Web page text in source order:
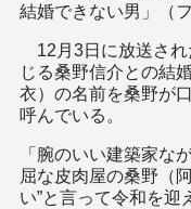
結婚できない男」（
12月3日に放送され
じる桑野信介との結
衣）の名前を桑野が
呼んでいる。
「腕のいい建築家な
屈な皮肉屋の桑野（
い”と言って令和を迎